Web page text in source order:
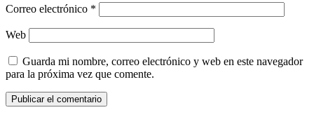
Correo electrónico *
Web
Guarda mi nombre, correo electrónico y web en este navegador
para la próxima vez que comente.